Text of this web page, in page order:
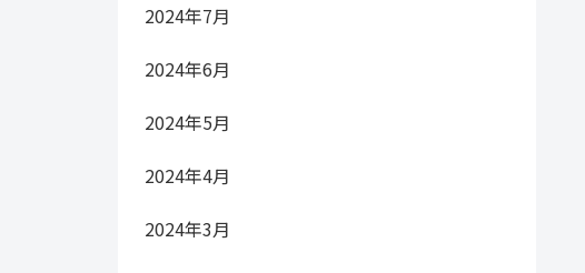
2024年7月
2024年6月
2024年5月
2024年4月
2024年3月